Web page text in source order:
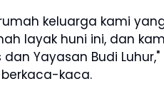
keluarga kami
layak huni ini, dan
dan Yayasan Budi
kaca.